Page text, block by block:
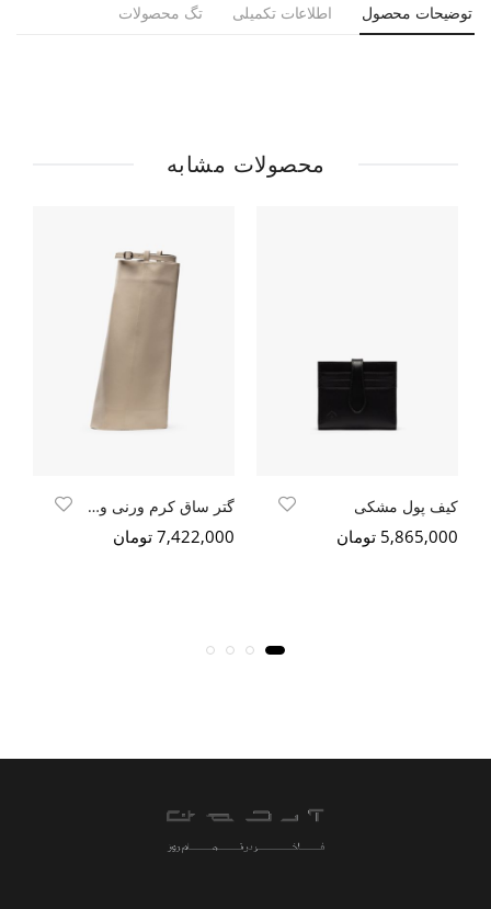
توضیحات محصول اطلاعات تکمیلی تگ محصولات
محصولات مشابه
کیف پول مشکی
5,865,000 تومان
گتر ساق کرم ورنی وگن
7,422,000 تومان